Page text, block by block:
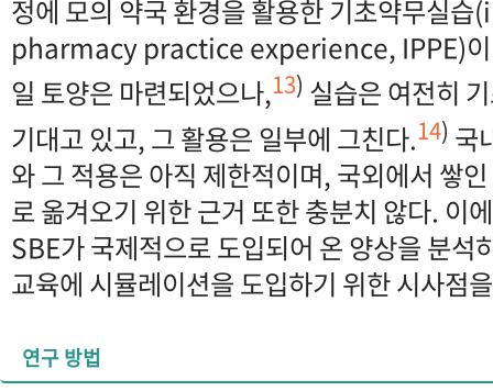
정에 모의 약국 환경을 활용한 기초약무실
pharmacy practice experience, IPPE)이
일 토양은 마련되었으나,13) 실습은 여전히
기대고 있고, 그 활용은 일부에 그친다.14) 국
와 그 적용은 아직 제한적이며, 국외에서 쌓
로 옮겨오기 위한 근거 또한 충분치 않다. 이
SBE가 국제적으로 도입되어 온 양상을 분석
교육에 시뮬레이션을 도입하기 위한 시사점
연구 방법